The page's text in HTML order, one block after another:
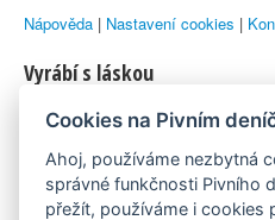
Nápověda | Nastavení cookies |
Vyrábí s láskou
© 2010–2026 byLukáš Zemanaka
Máme rádi
Cookies na Pivním
Ahoj, používáme nezbytná
správné funkčnosti Pivního
přežít, používáme i cookies